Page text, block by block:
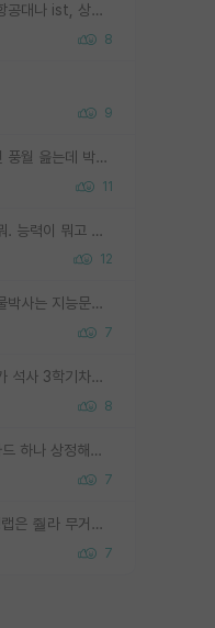
일단 지방대라는 것이 포항공대나 ist, 상위 지거국은 아니라고 생각하겠습니다. 그런곳은 서성한에 비해 소위 대학 네임밸류가 크게 뒤떨어지지는 않으니까요. 대학 이름이 중요하냐? 당연합니다. 대학 이름이 좋아서 좋은 아웃풋이 나오는 것이냐, 좋은 대학은 좋은 사람과 좋은 기회가 몰려있으니 아웃풋도 자연스럽게 좋아지는 것이냐? 대답하기 어려운 문제입니다. 아직 한국 사회에서 학벌을 보는 것도, 특히 이공계를 중심으로 학벌보다는 실적 위주라는 분위기가 형성되는 것도 사실입니다. 지방대 출신으로 전임교수가 될수 있느냐? 가능 불가능을 따지면 당연히 가능입니다. 지방대 박사 출신으로 전임교원이 된 경우가 실제로 있으니까요. 현실적인 가능성이 있느냐? 지금 이정도 대학의 교수가 되고싶다고 생각되는 대학 들어가서 컴공과 교수 목록 켜고 박사 어디서 받았는지 쭉 한번 보세요. 냉정하게 지방대 출신인 분들이 많지는 않으실겁니다.
8
9
서당개 개 ㅅㄲ도 3년이면 풍월 읊는데 박사 5년 이상 대리고 있으면서 물된건 교수 탓 맞는ㄱ게 거기가 서당이 아니란 소리임
11
능력없는박사 란 말이지 뭐. 능력이 뭐고 능력이 있다는게 뭔지는 사람마다 기준이 다르니까 얘기해봐야 서로 자기 기준만 얘기해서 논쟁이 끝이 안나고. 주위에서 능력있고 야심있는 신입생이 교수가 유의미한 피드백을 아예 안주면서 제대로된 과제에 참여해볼 기회도 제공하지 않고 잡일 뺑뺑이만 돌려서 맨날 단순작업만 하면서 밤새다가 눈빛이 점점 죽어가는걸 본 사람은 물박사는 교수탓이라고 하고, 교수는 이것저것 알려도 주고 기회도 주고 사수 동기 붙여주면서 어떻게든 끌고가려고 하는데 본인이 매일 뺀질거리면서 출근 하는둥마는둥 하다가 기껏 와서도 폰이나 쳐다보다가 실험 망치고 저녁약속있어서 먼저 가볼게요~ 하는걸 본 사람은 물박사는 본인탓이라고 함.
12
교수가 아무리 방치해도 물박사는 지능문제고 본인 의지 문제임. 만물 교수탓 하는 애들이 이상한거임.
7
가지마라. 신생랩이고 내가 석사 3학기차인데 최고참인데 나도 아무것도 모르는데 교수가 후배들 왜 논문 교육 안시키냐. 논문 왜 안 써오냐 닦달한다
8
ML 대부분이 골드 스탠다드 하나 상정해놓고 (벤치마크 데이터셋이 여러 개면 여러 개 상정) 그거 얼마나 잘 맞추나 싸움임 가끔 번뜩이는 설계 철학을 보여주는 논문들도 있지만 대부분 그거 성적 얼마나 더 올리느라에 혈안이 되어 있는 측면이 잇음
7
신생랩 1기 출신인데 신생랩은 줠라 무거운 바벨 같은거임. 들면 대박인데 못들면 깔려 죽음. 아무도 알려주지 않는 환경에서 자생해야하지만, 일단 살아남았다면 그 어떤 사람보다 악착같고 생존력 높은 사람으로 거듭날 수 있음
7